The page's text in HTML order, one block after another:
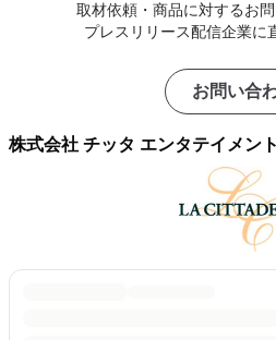
取材依頼・商品に対するお問
プレスリリース配信企業に
お問い合
株式会社 チッタ エンタテイメント